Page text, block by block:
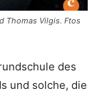
Thomas Vilgis. Ftos
des
und solche, die